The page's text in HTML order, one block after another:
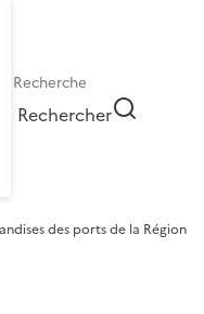
Rechercher
des ports de la Région